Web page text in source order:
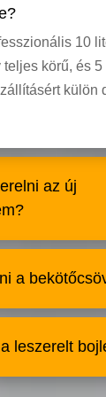
10
körű, és
külön
az új
a
leszerelt